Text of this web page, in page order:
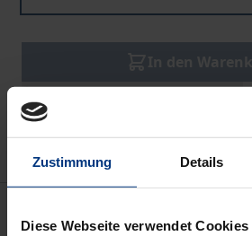
Zustimmung Details
Diese Webseite verwendet Cookies
Zur Wunschliste hinzufügen
Hinweise zu Versandkosten